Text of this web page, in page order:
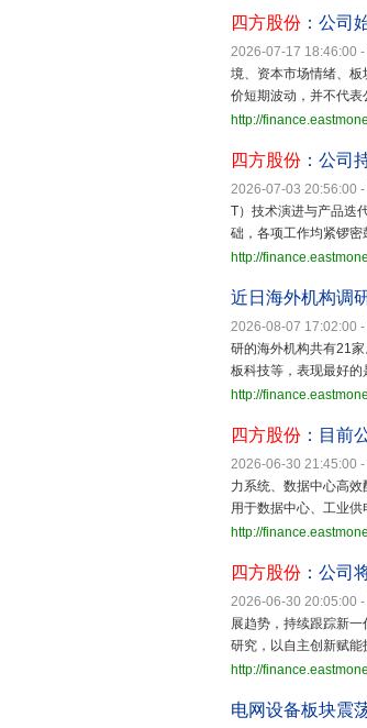
四方股份 ：公司
2026-07-17 18:46:00 -
境、资本市场情绪、
价短期波动，并不代表
http://
四方股份 ：公司
2026-07-03 20:56:00 -
T）技术演进与产品迭
础，各项工作均紧锣密
http://
近日海外机构调
2026-08-07 17:02:00 -
研的海外机构共有21
板科技等，表现最好的
http://
四方股份 ：目前
2026-06-30 21:45:00 -
力系统、数据中心高
用于数据中心、工业供
http://
四方股份 ：公司
2026-06-30 20:05:00 -
展趋势，持续跟踪新
研究，以自主创新赋能
http://
电网设备板块震